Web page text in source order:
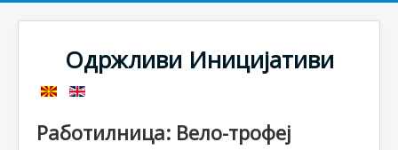
Одржливи Иницијативи
Работилница: Вело-трофеј